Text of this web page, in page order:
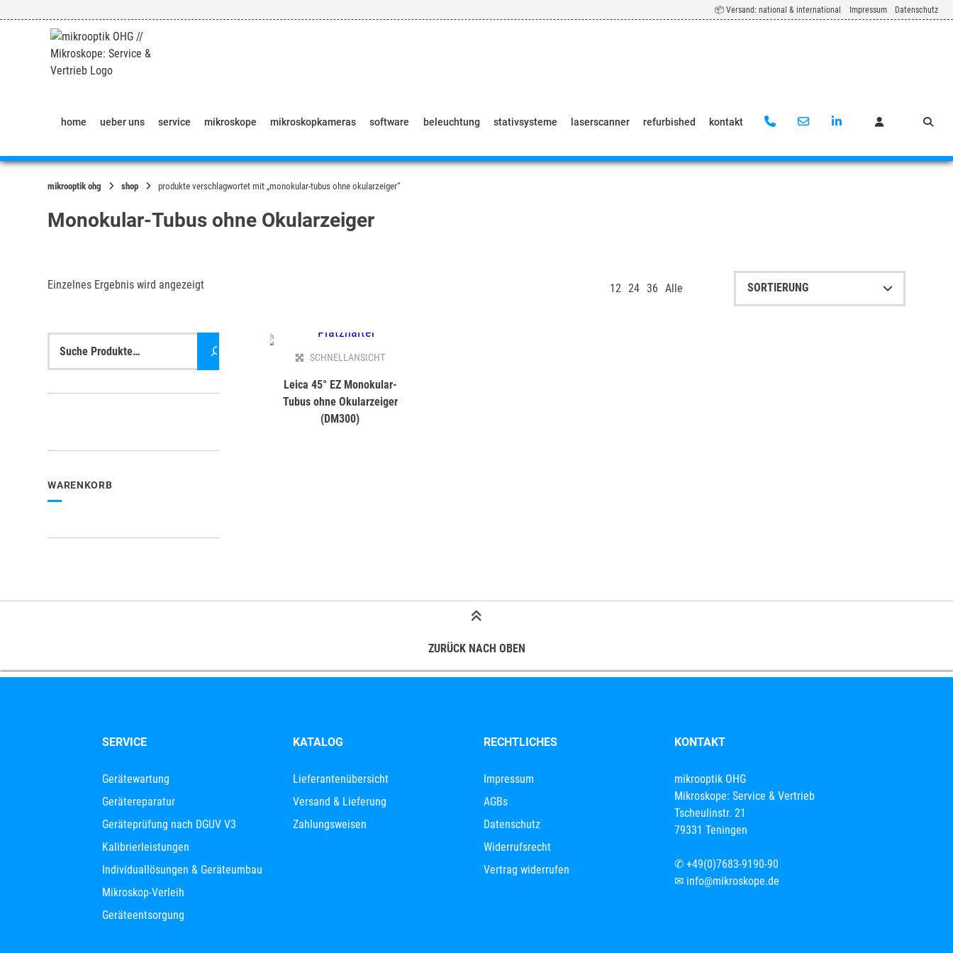
zum
📦 Versand: national & international Impressum Datenschutz
home ueber uns service mikroskope mikroskopkameras software beleuchtung stativsysteme laserscanner refurbished kontakt
mikrooptik ohg shop produkte verschlagwortet mit „monokular-tubus ohne okularzeiger“
Monokular-Tubus ohne Okularzeiger
Einzelnes Ergebnis wird angezeigt 12 24 36 Alle
SCHNELLANSICHT
Leica 45° EZ Monokular-
Tubus ohne Okularzeiger
(DM300)
WARENKORB
ZURÜCK NACH OBEN
SERVICE
Gerätewartung
Gerätereparatur
Geräteprüfung nach DGUV V3
Kalibrierleistungen
Individuallösungen & Geräteumbau
Mikroskop-Verleih
Geräteentsorgung
KATALOG
Lieferantenübersicht
Versand & Lieferung
Zahlungsweisen
RECHTLICHES
Impressum
AGBs
Datenschutz
Widerrufsrecht
Vertrag widerrufen
KONTAKT
mikrooptik OHG
Mikroskope: Service & Vertrieb
Tscheulinstr. 21
79331 Teningen
✆ +49(0)7683-9190-90
✉ info@mikroskope.de